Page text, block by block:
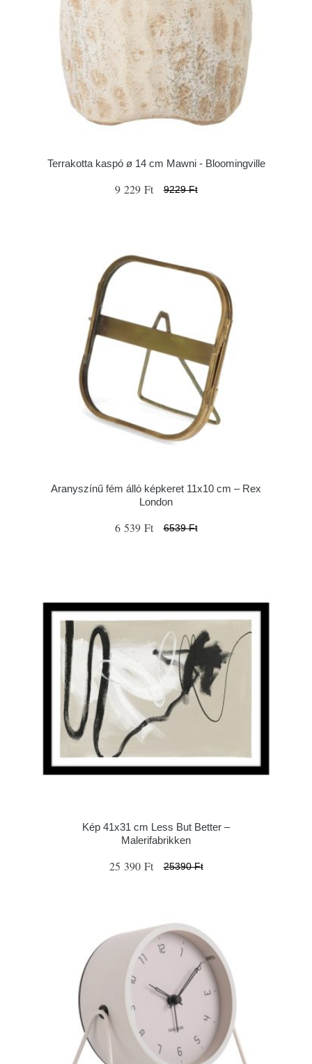
Terrakotta kaspó ø 14 cm Mawni - Bloomingville
9 229 Ft 9229 Ft
Aranyszínű fém álló képkeret 11x10 cm – Rex
London
6 539 Ft 6539 Ft
Kép 41x31 cm Less But Better –
Malerifabrikken
25 390 Ft 25390 Ft